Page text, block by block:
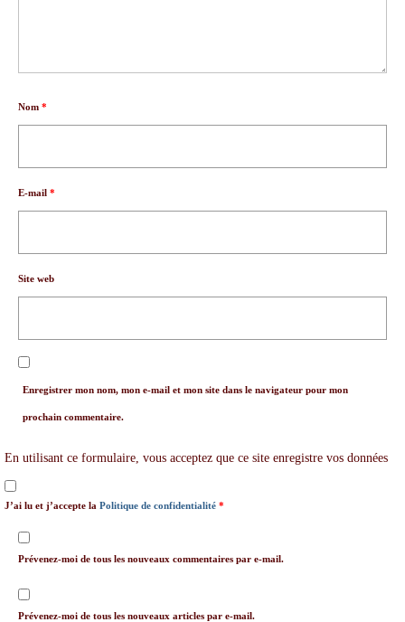
Nom *
E-mail *
Site web
Enregistrer mon nom, mon e-mail et mon site dans le navigateur pour mon
prochain commentaire.
En utilisant ce formulaire, vous acceptez que ce site enregistre vos données
J’ai lu et j’accepte la Politique de confidentialité *
Prévenez-moi de tous les nouveaux commentaires par e-mail.
Prévenez-moi de tous les nouveaux articles par e-mail.